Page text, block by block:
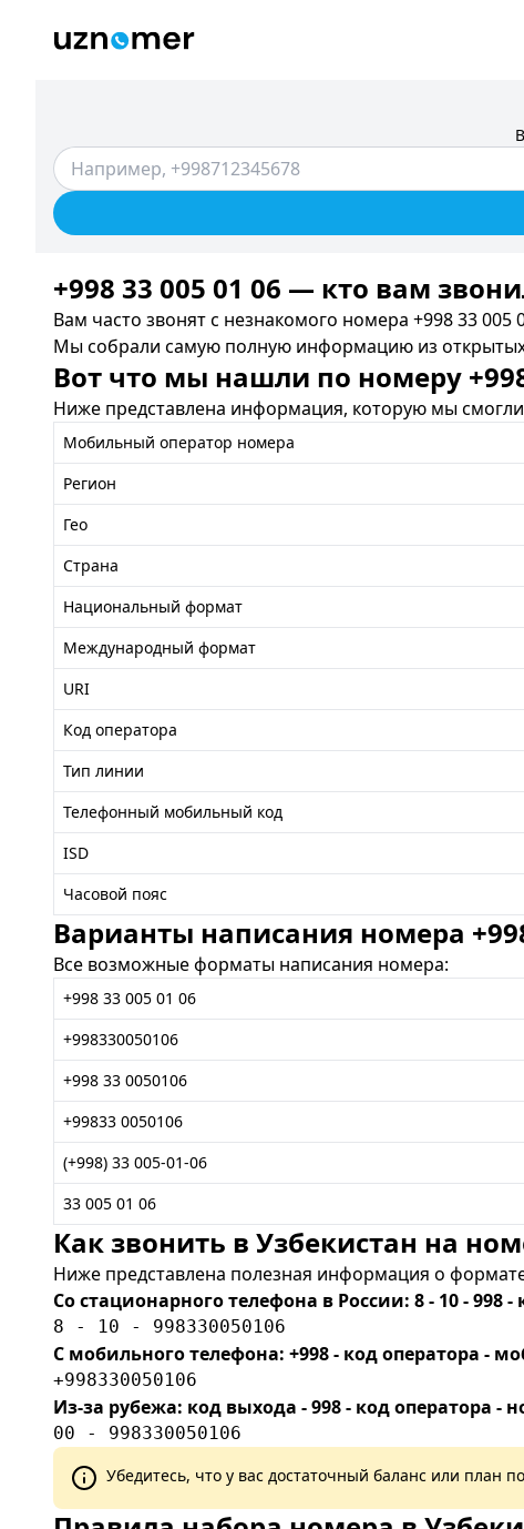
+998 33 005 01 06 — кто вам
Вам часто звонят с незнакомого номера +998 33 005
Мы собрали самую полную информацию из открытых
Вот что мы нашли по номеру
Ниже представлена информация, которую мы
Мобильный оператор номера
Регион
Гео
Страна
Национальный формат
Международный формат
URI
Код оператора
Тип линии
Телефонный мобильный код
ISD
Часовой пояс
Варианты написания номера
Все возможные форматы написания номера:
+998 33 005 01 06
+998330050106
+998 33 0050106
+99833 0050106
(+998) 33 005-01-06
33 005 01 06
Как звонить в Узбекистан на
Ниже представлена полезная информация о
Со стационарного телефона в России: 8 - 10 - 998
8 - 10 - 998330050106
С мобильного телефона: +998 - код оператора -
+998330050106
Из-за рубежа: код выхода - 998 - код оператора -
00 - 998330050106
Убедитесь, что у вас достаточный баланс или план